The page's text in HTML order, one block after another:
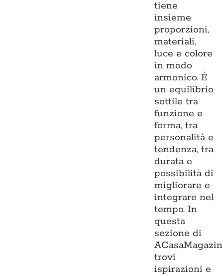
tiene
insieme
proporzioni,
materiali,
luce e colore
in modo
armonico. È
un equilibrio
sottile tra
funzione e
forma, tra
personalità e
tendenza, tra
durata e
possibilità di
migliorare e
integrare nel
tempo. In
questa
sezione di
trovi
ispirazioni e